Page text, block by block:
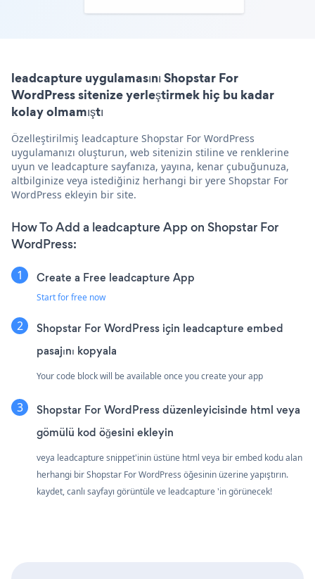
leadcapture uygulamasını Shopstar For
WordPress sitenize yerleştirmek hiç bu kadar
kolay olmamıştı
Özelleştirilmiş leadcapture Shopstar For WordPress
uygulamanızı oluşturun, web sitenizin stiline ve renklerine
uyun ve leadcapture sayfanıza, yayına, kenar çubuğunuza,
altbilginize veya istediğiniz herhangi bir yere Shopstar For
WordPress ekleyin bir site.
How To Add a leadcapture App on Shopstar For
WordPress:
Create a Free leadcapture App
Start for free now
Shopstar For WordPress için leadcapture embed
pasajını kopyala
Your code block will be available once you create your app
Shopstar For WordPress düzenleyicisinde html veya
gömülü kod öğesini ekleyin
veya leadcapture snippet'inin üstüne html veya bir embed kodu alan
herhangi bir Shopstar For WordPress öğesinin üzerine yapıştırın.
kaydet, canlı sayfayı görüntüle ve leadcapture 'in görünecek!